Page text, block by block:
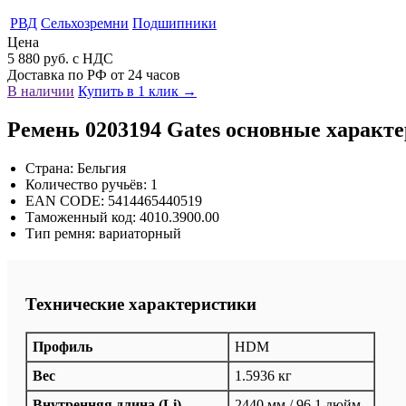
РВД Сельхозремни Подшипники
Цена
5 880 руб. с НДС
Доставка по РФ от 24 часов
В наличии Купить в 1 клик →
Ремень 0203194 Gates основные
Страна: Бельгия
Количество ручьёв: 1
EAN CODE: 5414465440519
Таможенный код: 4010.3900.00
Тип ремня: вариаторный
Технические характеристики
Профиль
HDM
Вес
1.5936 кг